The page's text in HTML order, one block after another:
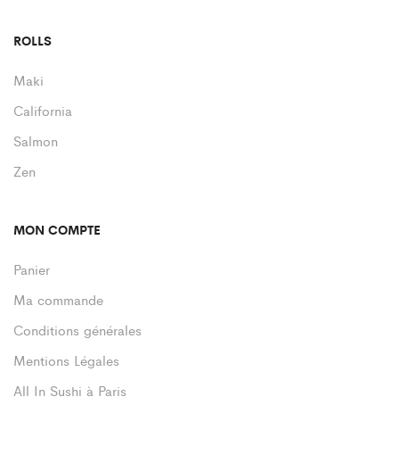
ROLLS
Maki
California
Salmon
Zen
MON COMPTE
Panier
Ma commande
Conditions générales
Mentions Légales
All In Sushi à Paris